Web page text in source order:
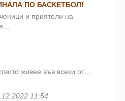
ПО БАСКЕТБОЛ!
и приятели на
живее във всеки от…
11:54